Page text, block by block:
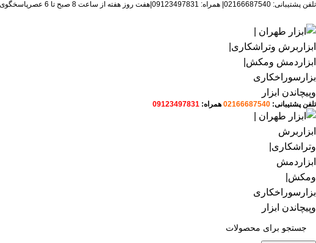
تلفن پشتیبانی: 02166687540| همراه: 09123497831|هفت روز هفته از ساعت 8 صبح تا 6 عصرپاسخگوی شما هستیم.
تلفن پشتیبانی: 02166687540 همراه: 09123497831